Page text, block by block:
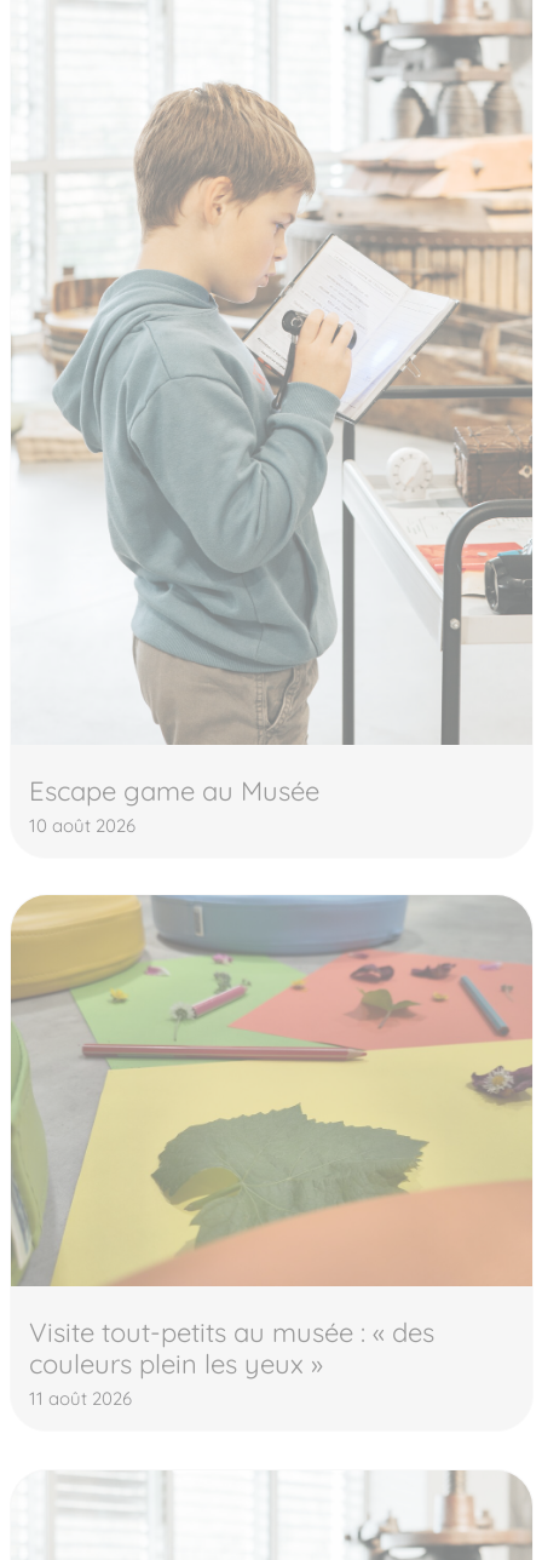
Escape game au Musée
10 août 2026
Visite tout-petits au musée : « des
couleurs plein les yeux »
11 août 2026